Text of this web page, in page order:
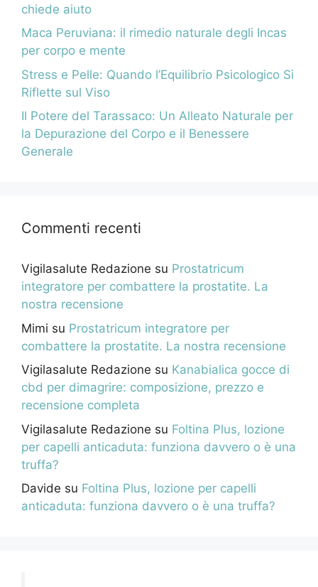
chiede aiuto
Maca Peruviana: il rimedio naturale degli Incas
per corpo e mente
Stress e Pelle: Quando l’Equilibrio Psicologico Si
Riflette sul Viso
Il Potere del Tarassaco: Un Alleato Naturale per
la Depurazione del Corpo e il Benessere
Generale
Commenti recenti
Vigilasalute Redazione su Prostatricum
integratore per combattere la prostatite. La
nostra recensione
Mimi su Prostatricum integratore per
combattere la prostatite. La nostra recensione
Vigilasalute Redazione su Kanabialica gocce di
cbd per dimagrire: composizione, prezzo e
recensione completa
Vigilasalute Redazione su Foltina Plus, lozione
per capelli anticaduta: funziona davvero o è una
truffa?
Davide su Foltina Plus, lozione per capelli
anticaduta: funziona davvero o è una truffa?